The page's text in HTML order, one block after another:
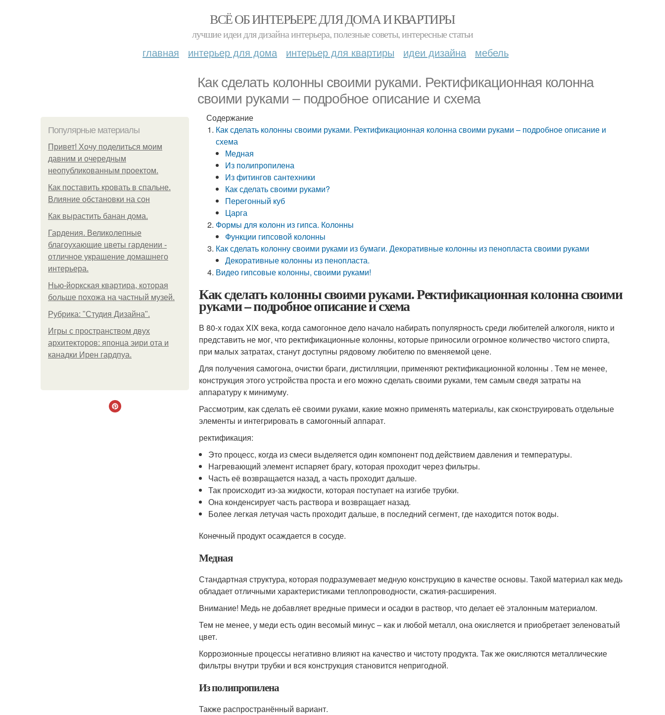
ВСЁ ОБ ИНТЕРЬЕРЕ ДЛЯ ДОМА И КВАРТИРЫ
лучшие идеи для дизайна интерьера, полезные советы, интересные статьи
главная интерьер для дома интерьер для квартиры идеи дизайна мебель
Как сделать колонны своими руками. Ректификационная колонна
своими руками – подробное описание и схема
Популярные материалы
Привет! Хочу поделиться моим
давним и очередным
неопубликованным проектом.
Как поставить кровать в спальне.
Влияние обстановки на сон
Как вырастить банан дома.
Гардения. Великолепные
благоухающие цветы гардении -
отличное украшение домашнего
интерьера.
Нью-йоркская квартира, которая
больше похожа на частный музей.
Рубрика: "Студия Дизайна".
Игры с пространством двух
архитекторов: японца эири ота и
канадки Ирен гардпуа.
Содержание
Как сделать колонны своими руками. Ректификационная колонна своими руками – подробное описание и
схема
Медная
Из полипропилена
Из фитингов сантехники
Как сделать своими руками?
Перегонный куб
Царга
Формы для колонн из гипса. Колонны
Функции гипсовой колонны
Как сделать колонну своими руками из бумаги. Декоративные колонны из пенопласта своими руками
Декоративные колонны из пенопласта.
Видео гипсовые колонны, своими руками!
Как сделать колонны своими руками. Ректификационная колонна своими
руками – подробное описание и схема
В 80-х годах XIX века, когда самогонное дело начало набирать популярность среди любителей алкоголя, никто и
представить не мог, что ректификационные колонны, которые приносили огромное количество чистого спирта,
при малых затратах, станут доступны рядовому любителю по вменяемой цене.
Для получения самогона, очистки браги, дистилляции, применяют ректификационной колонны . Тем не менее,
конструкция этого устройства проста и его можно сделать своими руками, тем самым сведя затраты на
аппаратуру к минимуму.
Рассмотрим, как сделать её своими руками, какие можно применять материалы, как сконструировать отдельные
элементы и интегрировать в самогонный аппарат.
ректификация:
Это процесс, когда из смеси выделяется один компонент под действием давления и температуры.
Нагревающий элемент испаряет брагу, которая проходит через фильтры.
Часть её возвращается назад, а часть проходит дальше.
Так происходит из-за жидкости, которая поступает на изгибе трубки.
Она конденсирует часть раствора и возвращает назад.
Более легкая летучая часть проходит дальше, в последний сегмент, где находится поток воды.
Конечный продукт осаждается в сосуде.
Медная
Стандартная структура, которая подразумевает медную конструкцию в качестве основы. Такой материал как медь
обладает отличными характеристиками теплопроводности, сжатия-расширения.
Внимание! Медь не добавляет вредные примеси и осадки в раствор, что делает её эталонным материалом.
Тем не менее, у меди есть один весомый минус – как и любой металл, она окисляется и приобретает зеленоватый
цвет.
Коррозионные процессы негативно влияют на качество и чистоту продукта. Так же окисляются металлические
фильтры внутри трубки и вся конструкция становится непригодной.
Из полипропилена
Также распространённый вариант.